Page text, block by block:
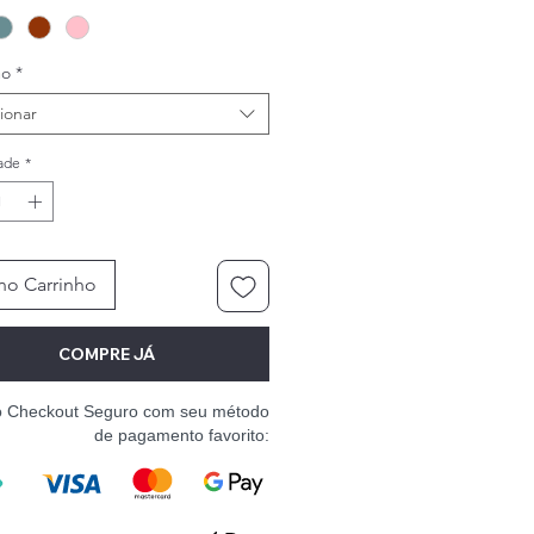
*
*
Carrinho
COMPRE JÁ
Checkout Seguro com seu método
de pagamento favorito: